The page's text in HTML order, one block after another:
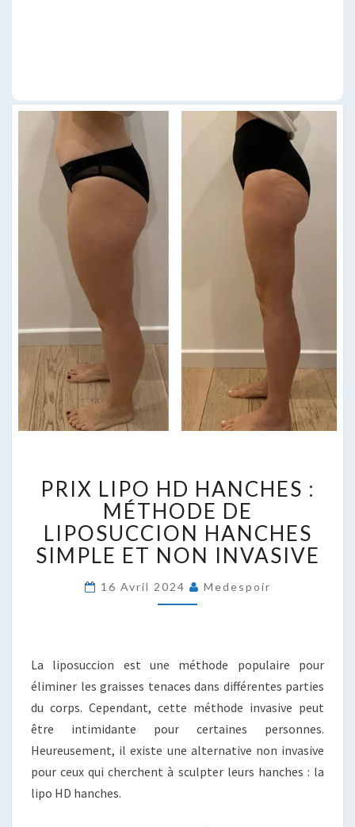
LIPO
HD
HANCHES
:
MÉTHODE
LIPOSUCCION
HANCHES
NON
INVASIVE
PRIX LIPO HD HANCHES :
MÉTHODE DE
LIPOSUCCION HANCHES
SIMPLE ET NON INVASIVE
16 Avril 2024 Medespoir
La liposuccion est une méthode populaire pour
éliminer les graisses tenaces dans différentes parties
du corps. Cependant, cette méthode invasive peut
être intimidante pour certaines personnes.
Heureusement, il existe une alternative non invasive
pour ceux qui cherchent à sculpter leurs hanches : la
lipo HD hanches.